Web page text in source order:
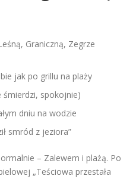
Graniczną, Zegrze
jak po grillu na plaży
śmierdzi, spokojnie)
dniu na wodzie
smród z jeziora”
– Zalewem i plażą. Po
„Teściowa przestała